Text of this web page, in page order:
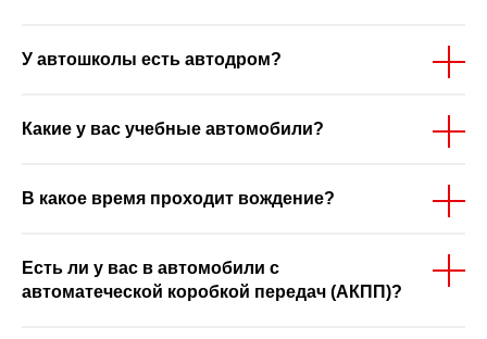
У автошколы есть автодром?
Какие у вас учебные автомобили?
В какое время проходит вождение?
Есть ли у вас в автомобили с
автоматеческой коробкой передач (АКПП)?